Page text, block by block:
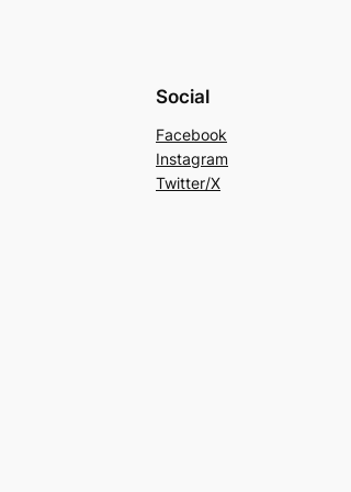
Social
Facebook
Instagram
Twitter/X